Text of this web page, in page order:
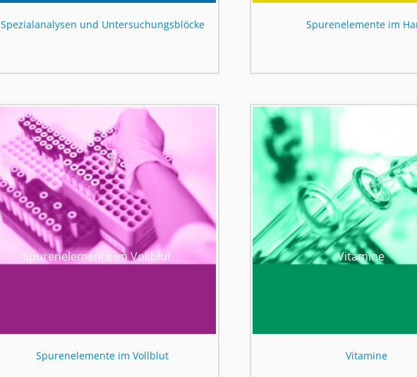
Spezialanalysen und Untersuchungsblöcke Spurenelemente im
Spurenelemente im Vollblut
Spurenelemente im Vollblut
Vitamine
Vitamine